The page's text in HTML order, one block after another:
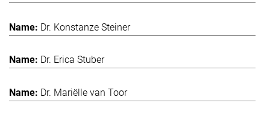
Dr. Konstanze Steiner
Dr. Erica Stuber
Dr. Mariëlle van Toor